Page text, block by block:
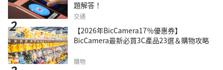
題解答！
交通
【2026年BicCamera17％優惠券】
BicCamera最新必買3C產品23選＆購物攻略
購物